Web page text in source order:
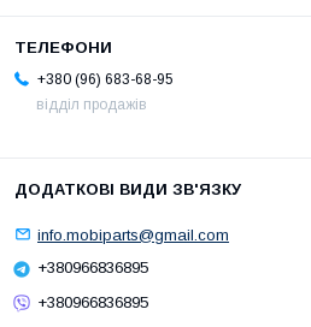
+380 (96) 683-68-95
відділ продажів
info.mobiparts@gmail.com
+380966836895
+380966836895